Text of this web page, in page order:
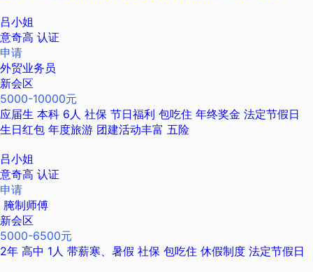
吕小姐
意奇高 认证
申请
外贸业务员
新会区
5000-10000元
应届生 本科 6人 社保 节日福利 包吃住 年终奖金 法定节假日
生日红包 年度旅游 团建活动丰富 五险
吕小姐
意奇高 认证
申请
腌制师傅
新会区
5000-6500元
2年 高中 1人 带薪寒、暑假 社保 包吃住 休假制度 法定节假日